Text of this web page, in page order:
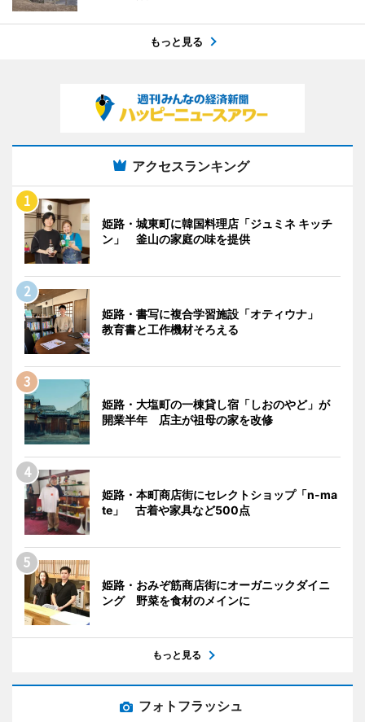
もっと見る
アクセスランキング
姫路・城東町に韓国料理店「ジュミネ キッチ
ン」 釜山の家庭の味を提供
姫路・書写に複合学習施設「オティウナ」
教育書と工作機材そろえる
姫路・大塩町の一棟貸し宿「しおのやど」が
開業半年 店主が祖母の家を改修
姫路・本町商店街にセレクトショップ「n-ma
te」 古着や家具など500点
姫路・おみぞ筋商店街にオーガニックダイニ
ング 野菜を食材のメインに
もっと見る
フォトフラッシュ